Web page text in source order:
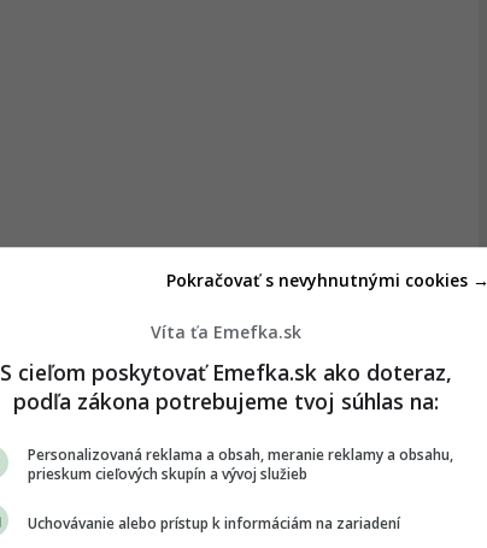
Víta ťa Emefka.sk
S cieľom poskytovať Emefka.sk ako doteraz,
podľa zákona potrebujeme tvoj súhlas na:
Personalizovaná reklama a obsah, meranie reklamy a obsahu,
prieskum cieľových skupín a vývoj služieb
Uchovávanie alebo prístup k informáciám na zariadení
Pokračovať s nevyhnutnými cookies →